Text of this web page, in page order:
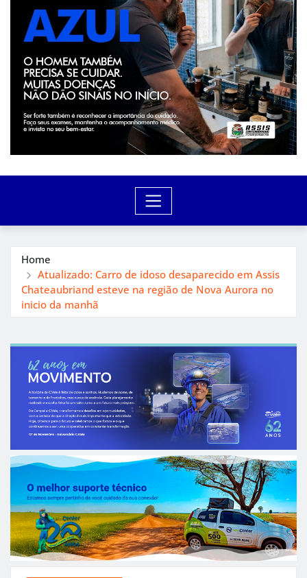
Home
Atualizado: Carro de idoso desaparecido em Assis
Chateaubriand esteve na região de Nova Aurora no
inicio da manhã